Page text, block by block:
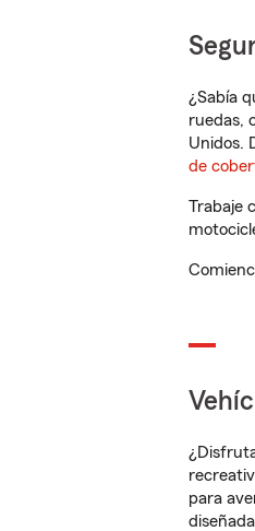
¿Sabía
ruedas,
Unidos.
de
Trabaje
para